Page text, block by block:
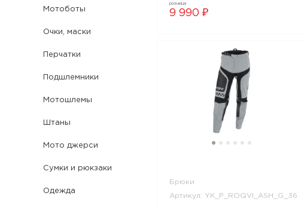
Мотоботы
Очки, маски
Перчатки
Подшлемники
Мотошлемы
Штаны
Мото джерси
Сумки и рюкзаки
Одежда
розница
9 990 ₽
Брюки
Артикул: YK_P_ROQVI_ASH_G_36